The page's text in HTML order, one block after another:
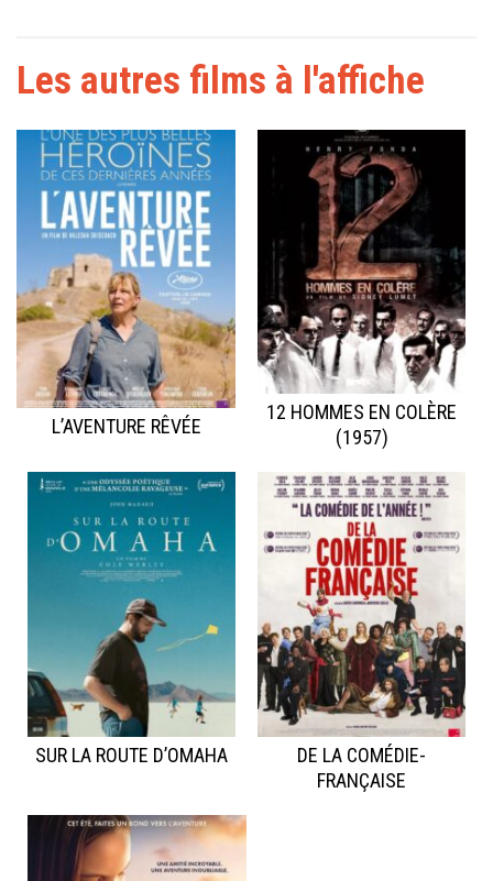
Les autres films à l'affiche
L’AVENTURE RÊVÉE
12 HOMMES EN COLÈRE
(1957)
SUR LA ROUTE D’OMAHA
DE LA COMÉDIE-
FRANÇAISE